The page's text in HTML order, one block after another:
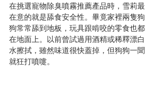
在挑選寵物除臭噴霧推薦產品時，雪莉最
在意的就是舔食安全性。畢竟家裡兩隻狗
狗常常舔到地板，玩具跟啃咬的零食也都
在地面上。以前曾試過用酒精或稀釋漂白
水擦拭，雖然味道很快蓋掉，但狗狗一聞
就狂打噴嚏。